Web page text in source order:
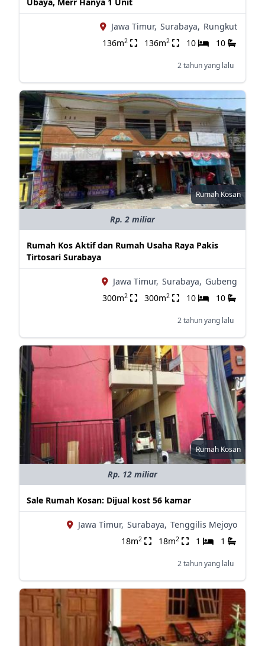
Jawa Timur, Surabaya, Rungkut
136m2 136m2 10 10
2 tahun yang lalu
Rumah Kosan
Rp. 2 miliar
Rumah Kos Aktif dan Rumah Usaha Raya Pakis
Tirtosari Surabaya
Jawa Timur, Surabaya, Gubeng
300m2 300m2 10 10
2 tahun yang lalu
Rumah Kosan
Rp. 12 miliar
Sale Rumah Kosan: Dijual kost 56 kamar
Jawa Timur, Surabaya, Tenggilis Mejoyo
18m2 18m2 1 1
2 tahun yang lalu